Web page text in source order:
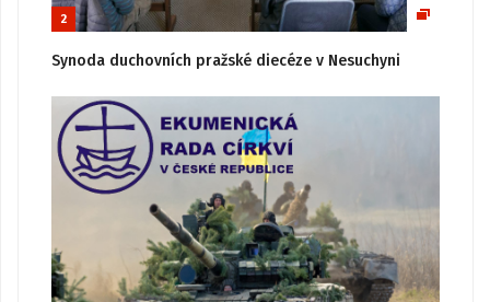
2
Synoda duchovních pražské diecéze v Nesuchyni